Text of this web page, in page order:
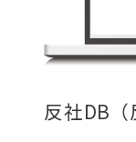
反社DB